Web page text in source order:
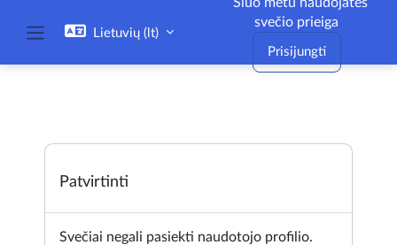
Lietuvių ‎(lt)‎
svečio prieiga
Prisijungti
Patvirtinti
Svečiai negali pasiekti naudotojo profilio.